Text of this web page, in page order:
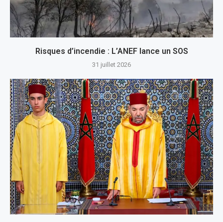
Risques d’incendie : L’ANEF lance un SOS
31 juillet 2026